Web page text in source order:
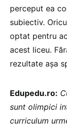
perceput ea
subiectiv.
optat pentru
acest liceu.
rezultate așa
Edupedu.ro:
sunt olimpici
curriculum